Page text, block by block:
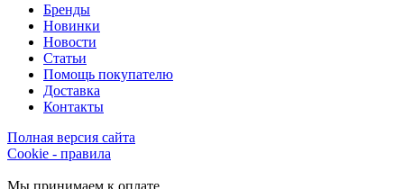
Бренды
Новинки
Новости
Статьи
Помощь покупателю
Доставка
Контакты
Полная версия сайта
Cookie - правила
Мы принимаем к оплате